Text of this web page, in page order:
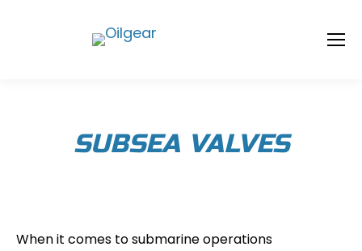
SUBSEA VALVES
When it comes to submarine operations